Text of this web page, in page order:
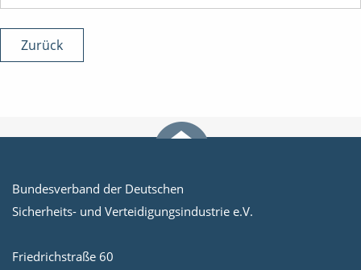
Zurück
Bundesverband der Deutschen
Sicherheits- und Verteidigungsindustrie e.V.
Friedrichstraße 60